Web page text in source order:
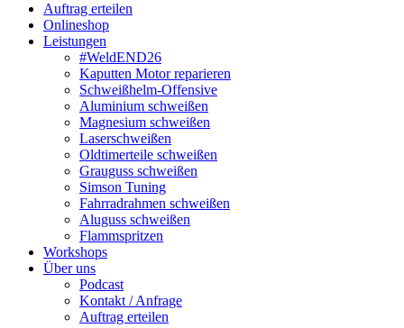
Auftrag erteilen
Onlineshop
Leistungen
#WeldEND26
Kaputten Motor reparieren
Schweißhelm-Offensive
Aluminium schweißen
Magnesium schweißen
Laserschweißen
Oldtimerteile schweißen
Grauguss schweißen
Simson Tuning
Fahrradrahmen schweißen
Aluguss schweißen
Flammspritzen
Workshops
Über uns
Podcast
Kontakt / Anfrage
Auftrag erteilen